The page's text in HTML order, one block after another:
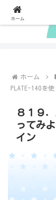
ホーム
PLATE-140を
８１９
ってみ
イン
ホーム